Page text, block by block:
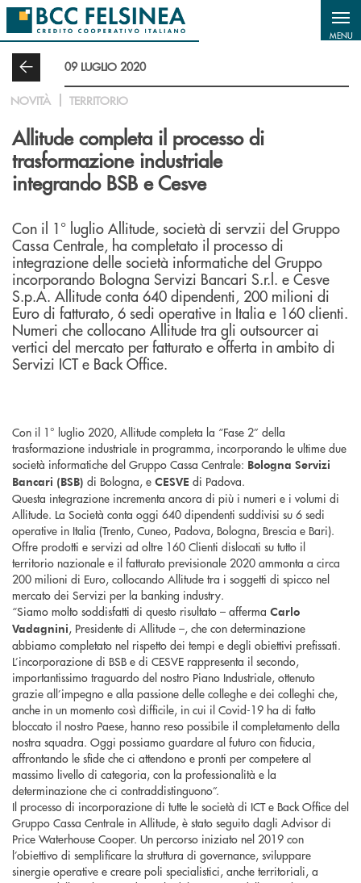
Salta al contenuto principale
MENU
09 LUGLIO 2020
NOVITÀ TERRITORIO
Allitude completa il processo di
trasformazione industriale
integrando BSB e Cesve
Con il 1° luglio Allitude, società di servzii del Gruppo
Cassa Centrale, ha completato il processo di
integrazione delle società informatiche del Gruppo
incorporando Bologna Servizi Bancari S.r.l. e Cesve
S.p.A. Allitude conta 640 dipendenti, 200 milioni di
Euro di fatturato, 6 sedi operative in Italia e 160 clienti.
Numeri che collocano Allitude tra gli outsourcer ai
vertici del mercato per fatturato e offerta in ambito di
Servizi ICT e Back Office.
Con il 1° luglio 2020, Allitude completa la “Fase 2” della
trasformazione industriale in programma, incorporando le ultime due
società informatiche del Gruppo Cassa Centrale: Bologna Servizi
Bancari (BSB) di Bologna, e CESVE di Padova.
Questa integrazione incrementa ancora di più i numeri e i volumi di
Allitude. La Società conta oggi 640 dipendenti suddivisi su 6 sedi
operative in Italia (Trento, Cuneo, Padova, Bologna, Brescia e Bari).
Offre prodotti e servizi ad oltre 160 Clienti dislocati su tutto il
territorio nazionale e il fatturato previsionale 2020 ammonta a circa
200 milioni di Euro, collocando Allitude tra i soggetti di spicco nel
mercato dei Servizi per la banking industry.
“Siamo molto soddisfatti di questo risultato – afferma Carlo
Vadagnini, Presidente di Allitude –, che con determinazione
abbiamo completato nel rispetto dei tempi e degli obiettivi prefissati.
L’incorporazione di BSB e di CESVE rappresenta il secondo,
importantissimo traguardo del nostro Piano Industriale, ottenuto
grazie all’impegno e alla passione delle colleghe e dei colleghi che,
anche in un momento così difficile, in cui il Covid-19 ha di fatto
bloccato il nostro Paese, hanno reso possibile il completamento della
nostra squadra. Oggi possiamo guardare al futuro con fiducia,
affrontando le sfide che ci attendono e pronti per competere al
massimo livello di categoria, con la professionalità e la
determinazione che ci contraddistinguono”.
Il processo di incorporazione di tutte le società di ICT e Back Office del
Gruppo Cassa Centrale in Allitude, è stato seguito dagli Advisor di
Price Waterhouse Cooper. Un percorso iniziato nel 2019 con
l’obiettivo di semplificare la struttura di governance, sviluppare
sinergie operative e creare poli specialistici, anche territoriali, a